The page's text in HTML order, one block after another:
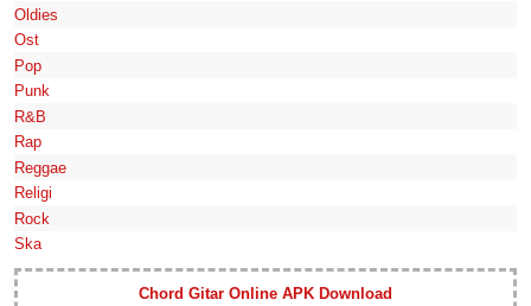
Oldies
Ost
Pop
Punk
R&B
Rap
Reggae
Religi
Rock
Ska
Chord Gitar Online APK Download